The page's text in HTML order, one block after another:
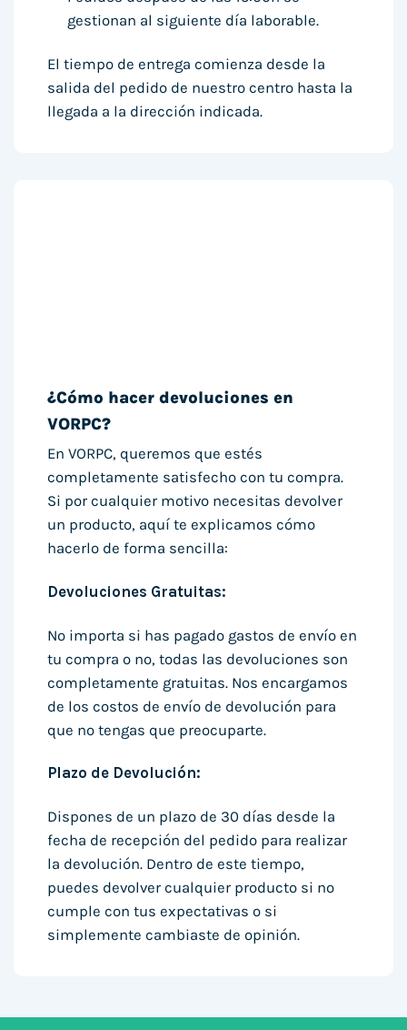
gestionan al siguiente día laborable.
El tiempo de entrega comienza desde la
salida del pedido de nuestro centro hasta la
llegada a la dirección indicada.
¿Cómo hacer devoluciones en
VORPC?
En VORPC, queremos que estés
completamente satisfecho con tu compra.
Si por cualquier motivo necesitas devolver
un producto, aquí te explicamos cómo
hacerlo de forma sencilla:
Devoluciones Gratuitas:
No importa si has pagado gastos de envío en
tu compra o no, todas las devoluciones son
completamente gratuitas. Nos encargamos
de los costos de envío de devolución para
que no tengas que preocuparte.
Plazo de Devolución:
Dispones de un plazo de 30 días desde la
fecha de recepción del pedido para realizar
la devolución. Dentro de este tiempo,
puedes devolver cualquier producto si no
cumple con tus expectativas o si
simplemente cambiaste de opinión.